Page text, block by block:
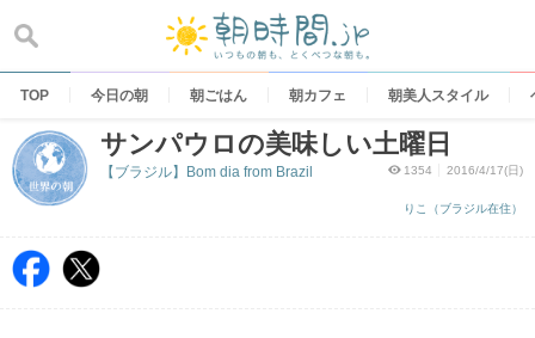
content
TOP 今日の朝 朝ごはん 朝カフェ 朝美人スタイル
サンパウロの美味しい土曜日
1354 2016/4/17(日)
りこ（ブラジル在住）
【ブラジル】Bom dia from Brazil